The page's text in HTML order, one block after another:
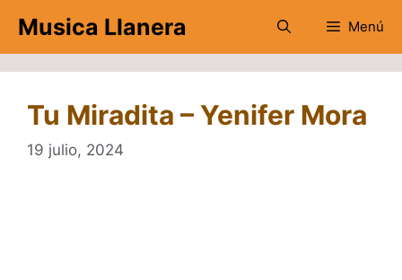
contenido
Musica Llanera Menú
Tu Miradita – Yenifer Mora
19 julio, 2024